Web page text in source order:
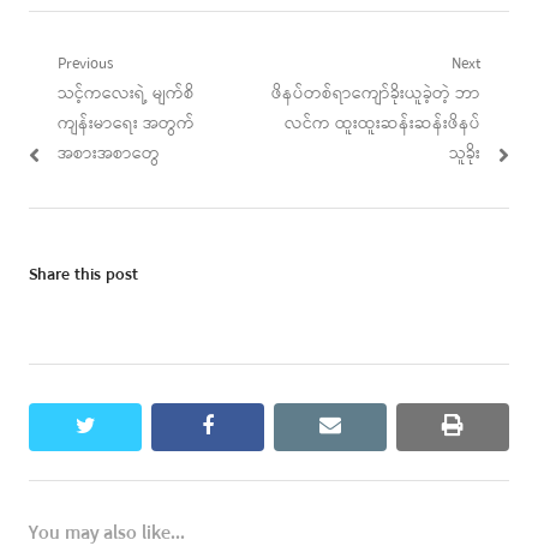
Post
navigation
Previous
Previous
post:
သင့်ကလေးရဲ့ မျက်စိ
ကျန်းမာရေး အတွက်
အစားအစာတွေ
Next
Next
post:
ဖိနပ်တစ်ရာကျော်ခိုးယူခဲ့တဲ့ ဘာ
လင်က ထူးထူးဆန်းဆန်းဖိနပ်
သူခိုး
Share this post
twitter facebook email print
You may also like...